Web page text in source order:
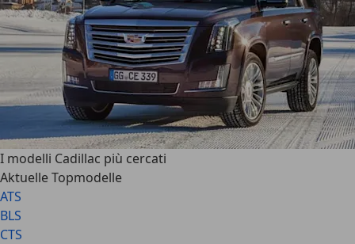
I modelli Cadillac più cercati
Aktuelle Topmodelle
ATS
BLS
CTS